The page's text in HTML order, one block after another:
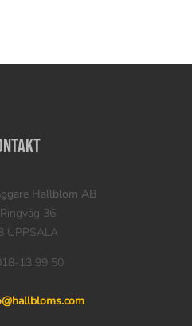
Hallblom AB
36
UPPSALA
13 99 50